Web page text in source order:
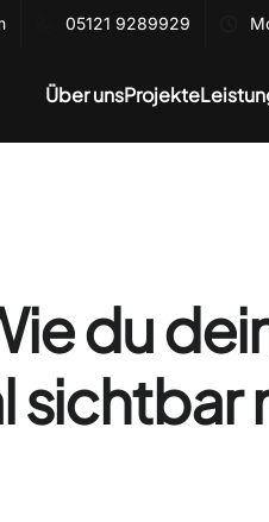
05121 9289929
Über unsProjekte
du
sichtbar